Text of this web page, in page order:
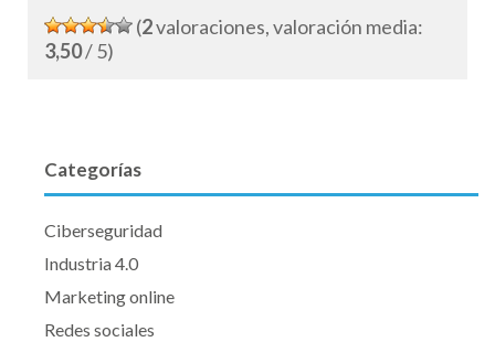
(2valoraciones, valoración media:
3,50/ 5)
Categorías
Ciberseguridad
Industria 4.0
Marketing online
Redes sociales